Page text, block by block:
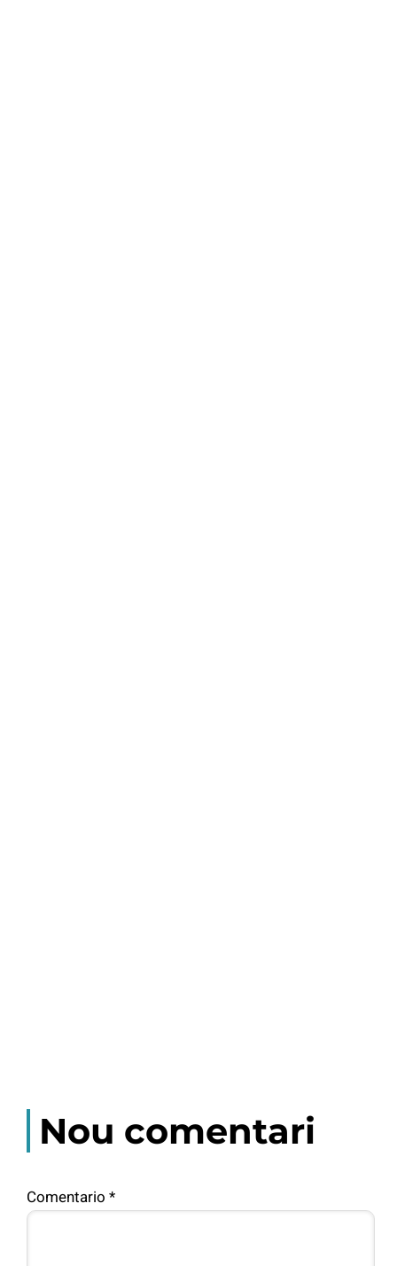
Nou comentari
Comentario *